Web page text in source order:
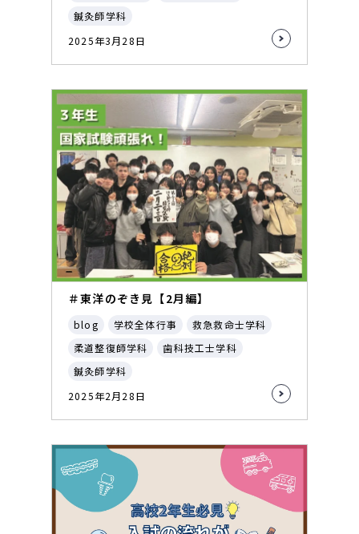
鍼灸師学科
2025年3月28日
＃東洋のぞき見【2月編】
blog 学校全体行事
救急救命士学科
柔道整復師学科
歯科技工士学科
鍼灸師学科
2025年2月28日